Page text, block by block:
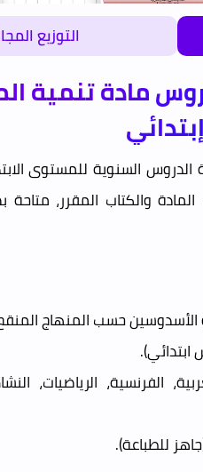
التوزيع
مادة تنمية
السنوية للمستوى
والكتاب المقرر، متاحة
الأسدوسين حسب المنهاج
الفرنسية، الرياضيات،